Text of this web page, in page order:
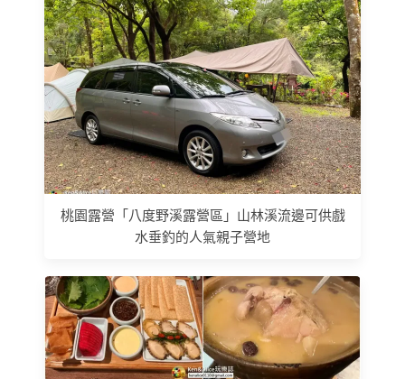
桃園露營「八度野溪露營區」山林溪流邊可供戲
水垂釣的人氣親子營地